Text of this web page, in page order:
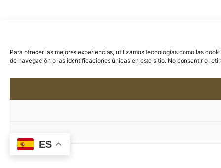
Para ofrecer las mejores experiencias, utilizamos tecnologías como las
de navegación o las identificaciones únicas en este sitio. No consentir o
ES